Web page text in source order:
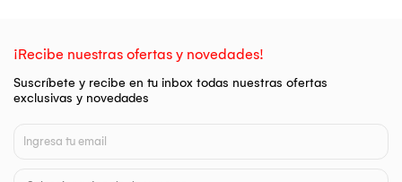
¡Recibe nuestras ofertas y novedades!
Suscríbete y recibe en tu inbox todas nuestras ofertas
exclusivas y novedades